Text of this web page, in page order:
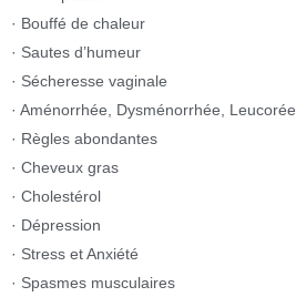
· Bouffé de chaleur
· Sautes d’humeur
· Sécheresse vaginale
· Aménorrhée, Dysménorrhée, Leucorée
· Règles abondantes
· Cheveux gras
· Cholestérol
· Dépression
· Stress et Anxiété
· Spasmes musculaires